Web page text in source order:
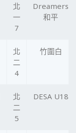
北
一
7
Dreamers
和平
北
二
4
竹圍白
北
二
5
DESA U18